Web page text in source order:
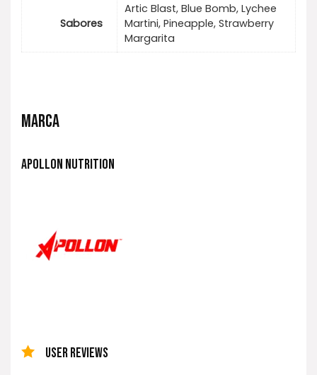
Sabores
Artic Blast, Blue Bomb, Lychee
Martini, Pineapple, Strawberry
Margarita
MARCA
APOLLON NUTRITION
USER REVIEWS